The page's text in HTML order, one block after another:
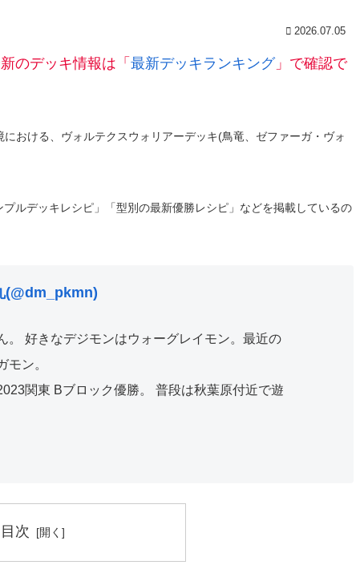
2026.07.05
のデッキ情報は「 最新デッキランキング」で確認で
おける、ヴォルテクスウォリアーデッキ(鳥竜、ゼファーガ・ヴォ
ルデッキレシピ」「型別の最新優勝レシピ」などを掲載しているの
(@dm_pkmn)
。 好きなデジモンはウォーグレイモン。最近の
モン。
関東 Bブロック優勝。 普段は秋葉原付近で遊
目次